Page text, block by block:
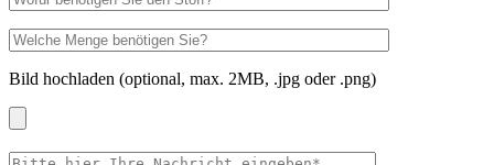
Bild hochladen (optional, max. 2MB, .jpg oder .png)